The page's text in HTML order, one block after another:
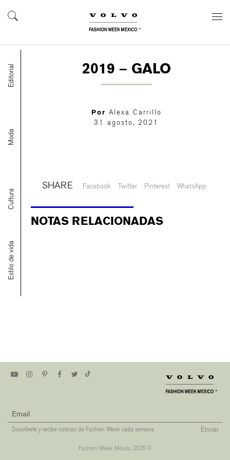
Editorial
Moda
Cultura
Estilo de vida
2019 – GALO
Por Alexa Carrillo
31 agosto, 2021
SHARE Facebook Twitter Pinterest WhatsApp
NOTAS RELACIONADAS
Suscríbete y recibe noticias de Fashion Week cada semana Enviar
Fashion Week México 2026 ©